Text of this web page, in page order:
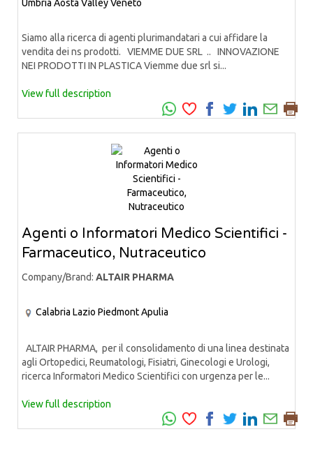
Umbria Aosta ValleyVeneto
Siamo alla ricerca di agenti plurimandatari a cui affidare la
vendita dei ns prodotti. VIEMME DUE SRL .. INNOVAZIONE
NEI PRODOTTI IN PLASTICA Viemme due srl si...
View full description
Agenti o Informatori Medico Scientifici -
Farmaceutico, Nutraceutico
Company/Brand: ALTAIR PHARMA
Calabria Lazio PiedmontApulia
ALTAIR PHARMA, per il consolidamento di una linea destinata
agli Ortopedici, Reumatologi, Fisiatri, Ginecologi e Urologi,
ricerca Informatori Medico Scientifici con urgenza per le...
View full description